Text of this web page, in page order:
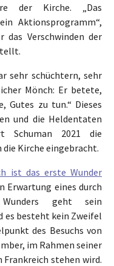
der Kirche. „Das
Aktionsprogramm“,
das Verschwinden der
sehr schüchtern, sehr
Mönch: Er betete,
Gutes zu tun.“ Dieses
und die Heldentaten
Schuman 2021 die
Kirche eingebracht.
ist das erste Wunder
Erwartung eines durch
geht sein
es besteht kein Zweifel
des Besuchs von
im Rahmen seiner
Frankreich stehen wird.